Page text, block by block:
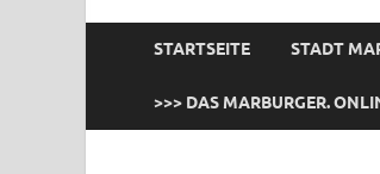
STARTSEITE STADT
>>> DAS MARBURGER.